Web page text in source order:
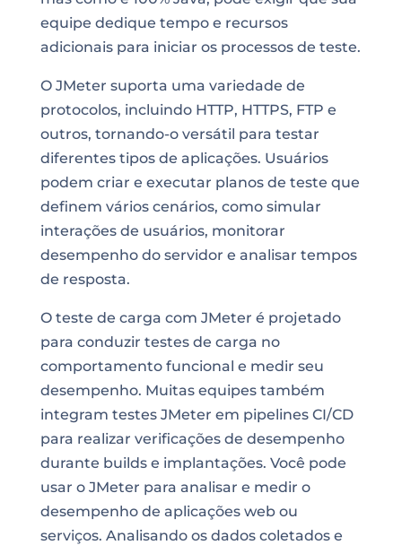
equipe dedique tempo e recursos
adicionais para iniciar os processos de teste.
O JMeter suporta uma variedade de
protocolos, incluindo HTTP, HTTPS, FTP e
outros, tornando-o versátil para testar
diferentes tipos de aplicações. Usuários
podem criar e executar planos de teste que
definem vários cenários, como simular
interações de usuários, monitorar
desempenho do servidor e analisar tempos
de resposta.
O teste de carga com JMeter é projetado
para conduzir testes de carga no
comportamento funcional e medir seu
desempenho. Muitas equipes também
integram testes JMeter em pipelines CI/CD
para realizar verificações de desempenho
durante builds e implantações. Você pode
usar o JMeter para analisar e medir o
desempenho de aplicações web ou
serviços. Analisando os dados coletados e